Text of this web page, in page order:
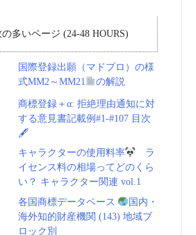
多いページ (24-48 HOURS)
国際登録出願（マドプロ）の様
式MM2～MM21
の解説
商標登録＋α: 拒絶理由通知に対
する意見書記載例#1-#107 目次
🖋
キャラクターの使用料率
ラ
イセンス料の相場ってどのくら
い？ キャラクター関連 vol.1
各国商標データベース
国内・
海外知的財産機関 (143) 地域ブ
ロック別